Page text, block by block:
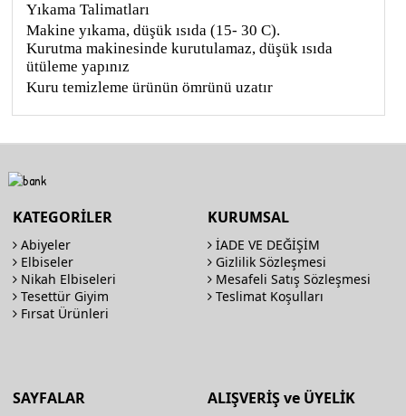
Yıkama Talimatları
Makine yıkama, düşük ısıda (15- 30 C).
Kurutma makinesinde kurutulamaz, düşük ısıda
ütüleme yapınız
Kuru temizleme ürünün ömrünü uzatır
KATEGORİLER
Abiyeler
Elbiseler
Nikah Elbiseleri
Tesettür Giyim
Fırsat Ürünleri
KURUMSAL
İADE VE DEĞİŞİM
Gizlilik Sözleşmesi
Mesafeli Satış Sözleşmesi
Teslimat Koşulları
SAYFALAR ALIŞVERİŞ ve ÜYELİK